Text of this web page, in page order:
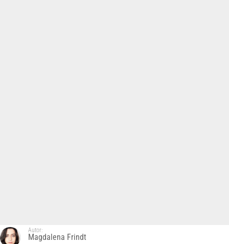
Autor:
Magdalena Frindt